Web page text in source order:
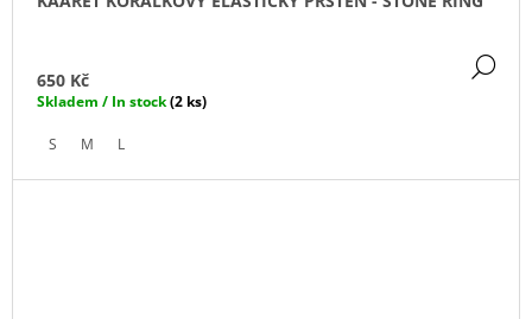
650 Kč
Skladem / In stock(2 ks)
S M L